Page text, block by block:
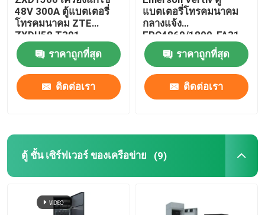
48V 300A ตู้แบตเตอรี่
โทรคมนาคม ZTE
ZXDU58 T301
ราคาถูกที่สุด
ติดต่อเรา
แบตเตอรี่โทรคมนาคม
กลางแจ้ง
EPC4860/1800-FA31
IP55
ราคาถูกที่สุด
ติดต่อเรา
ตู้ ชั้น เซิร์ฟเวอร์ ของเครือข่าย (9)